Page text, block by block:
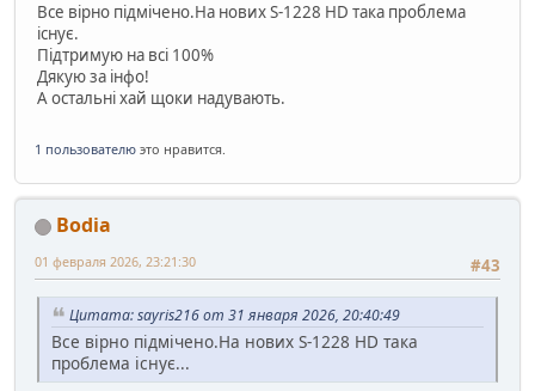
Все вірно підмічено.На нових S-1228 HD така проблема
існує.
Підтримую на всі 100%
Дякую за інфо!
А остальні хай щоки надувають.
1 пользователю это нравится.
Bodia
#43
01 февраля 2026, 23:21:30
Цитата: sayris216 от 31 января 2026, 20:40:49
Все вірно підмічено.На нових S-1228 HD така
проблема існує...